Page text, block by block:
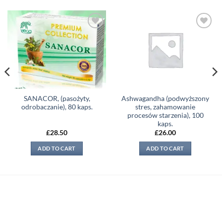
Add to
wishlist
SANACOR, (pasożyty,
odrobaczanie), 80 kaps.
£28.50
ADD TO CART
Ashwagandha (podwyższony
stres, zahamowanie
procesów starzenia), 100
kaps.
£26.00
ADD TO CART